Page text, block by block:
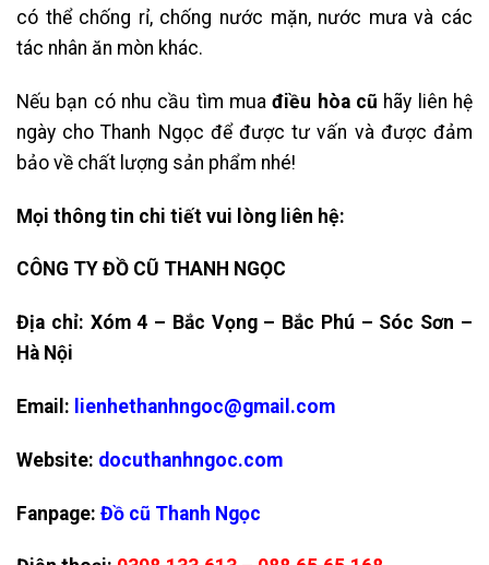
có thể chống rỉ, chống nước mặn, nước mưa và các
tác nhân ăn mòn khác.
Nếu bạn có nhu cầu tìm muađiều hòa cũ hãy liên hệ
ngày cho Thanh Ngọc để được tư vấn và được đảm
bảo về chất lượng sản phẩm nhé!
Mọi thông tin chi tiết vui lòng liên hệ:
CÔNG TY ĐỒ CŨ THANH NGỌC
Địa chỉ: Xóm 4 – Bắc Vọng – Bắc Phú – Sóc Sơn –
Hà Nội
Email: lienhethanhngoc@gmail.com
Website: docuthanhngoc.com
Fanpage: Đồ cũ Thanh Ngọc